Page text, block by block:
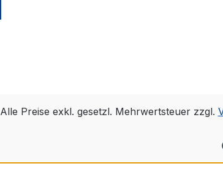
Alle Preise exkl. gesetzl. Mehrwertsteuer zzgl.